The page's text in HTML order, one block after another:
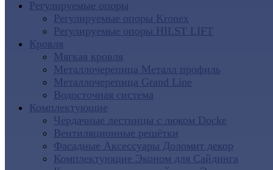
Регулируемые опоры
Регулируемые опоры Kronex
Регулируемые опоры HILST LIFT
Кровля
Мягкая кровля
Металлочерепица Металл профиль
Металлочерепица Grand Line
Водосточная система
Комплектующие
Чердачные лестницы с люком Docke
Вентиляционные решётки
Фасадные Аксессуары Доломит декор
Комплектующие Эконом для Сайдинга